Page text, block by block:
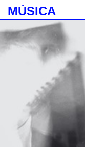
MÚSICA